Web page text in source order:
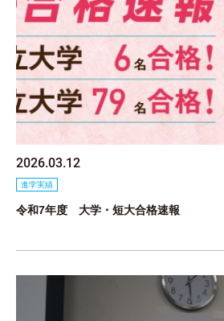
2026.03.12
進学実績
令和7年度 大学・短大合格速報